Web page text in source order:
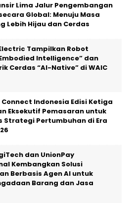
Lima Jalur Pengembangan
Global: Menuju Masa
Lebih Hijau dan Cerdas
Tampilkan Robot
Intelligence” dan
Cerdas “AI-Native” di WAIC
Indonesia Edisi Ketiga
Eksekutif Pemasaran untuk
Strategi Pertumbuhan di Era
dan UnionPay
Kembangkan Solusi
Berbasis Agen AI untuk
Barang dan Jasa